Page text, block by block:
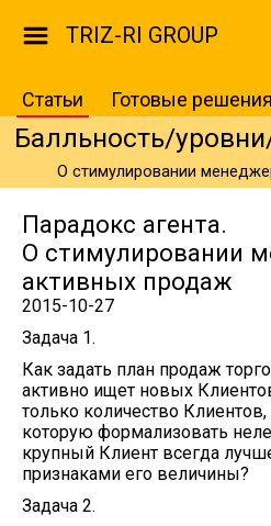
TRIZ-RI GROUP
Статьи Готовые решения
Балльность/
О стимулировании
Парадокс агента.
О стимулировании
активных продаж
2015-10-27
Задача 1.
Как задать план продаж
активно ищет новых
только количество
которую формализовать
крупный Клиент всегда
признаками его величины?
Задача 2.